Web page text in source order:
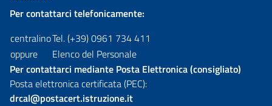
Per contattarci telefonicamente:
centralinoTel. (+39) 0961 734 411
oppure
Elenco del Personale
Per contattarci mediante Posta Elettronica (consigliato)
Posta elettronica certificata (PEC):
drcal@postacert.istruzione.it